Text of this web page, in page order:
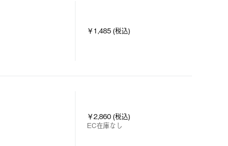
￥1,485 (税込)
￥2,860 (税込)
EC在庫なし